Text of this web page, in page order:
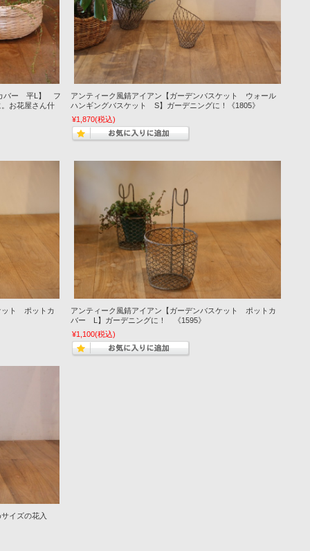
バー 平L】 フ
お花屋さん什
アンティーク風錆アイアン【ガーデンバスケット ウォール
ハンギングバスケット S】ガーデニングに！《1805》
¥1,870(税込)
ット ポットカ
アンティーク風錆アイアン【ガーデンバスケット ポットカ
バー L】ガーデニングに！ 《1595》
¥1,100(税込)
イズの花入